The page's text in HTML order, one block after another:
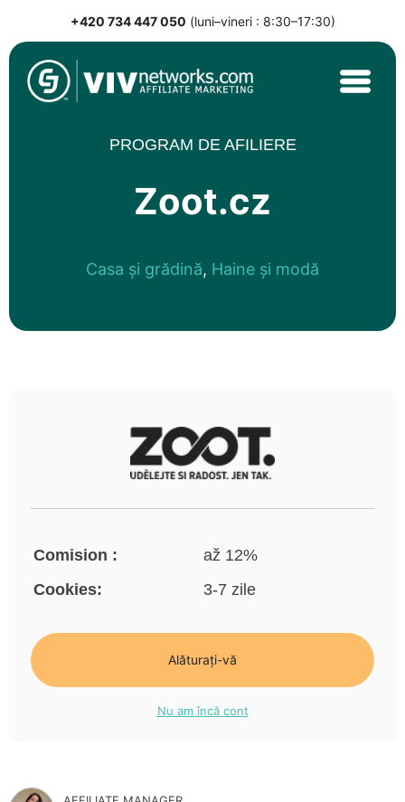
to
content
+420 734 447 050 (luni–vineri : 8:30–17:30)
VIVnetworks.com
Nejvýkonnější affiliate síť v CEE
PROGRAM DE AFILIERE
Zoot.cz
Casa și grădină, Haine și modă
Comision :
až 12%
Cookies:
3-7 zile
Alăturați-vă
Nu am încă cont